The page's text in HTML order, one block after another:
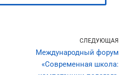
СЛЕДУЮЩАЯ
Международный форум
«Современная школа: